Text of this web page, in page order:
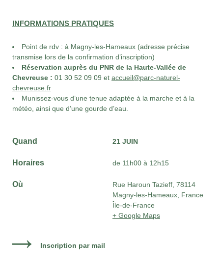
INFORMATIONS PRATIQUES
Point de rdv : à Magny-les-Hameaux (adresse précise
transmise lors de la confirmation d’inscription)
Réservation auprès du PNR de la Haute-Vallée de
Chevreuse : 01 30 52 09 09 et accueil@parc-naturel-
chevreuse.fr
Munissez-vous d’une tenue adaptée à la marche et à la
météo, ainsi que d’une gourde d’eau.
Quand 21 JUIN
Horaires de 11h00 à 12h15
Où
Rue Haroun Tazieff, 78114
Magny-les-Hameaux, France
Île-de-France
+ Google Maps
Inscription par mail